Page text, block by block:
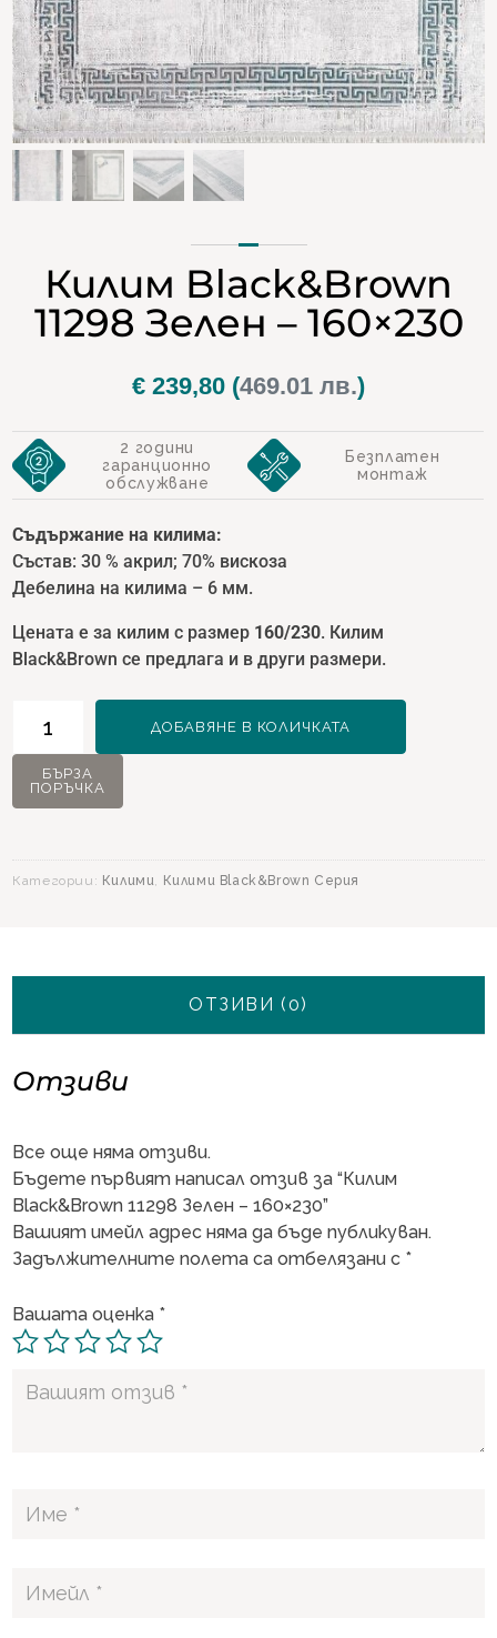
Килим Black&Brown
11298 Зелен – 160×230
€ 239,80 (469.01 лв.)
2 години
гаранционно
обслужване
Безплатен
монтаж
Съдържание на килима:
Състав: 30 % акрил; 70% вискоза
Дебелина на килима – 6 мм.
Цената е за килим с размер 160/230. Килим
Black&Brown се предлага и в други размери.
Килим
Black&Brown
-
ДОБАВЯНЕ В КОЛИЧКАТА
БЪРЗА
ПОРЪЧКА
Категории: Килими, Килими Black&Brown Серия
ОТЗИВИ (0)
Отзиви
Все още няма отзиви.
Бъдете първият написал отзив за “Килим
Black&Brown 11298 Зелен – 160×230”
Вашият имейл адрес няма да бъде публикуван.
Задължителните полета са отбелязани с *
Вашата оценка *